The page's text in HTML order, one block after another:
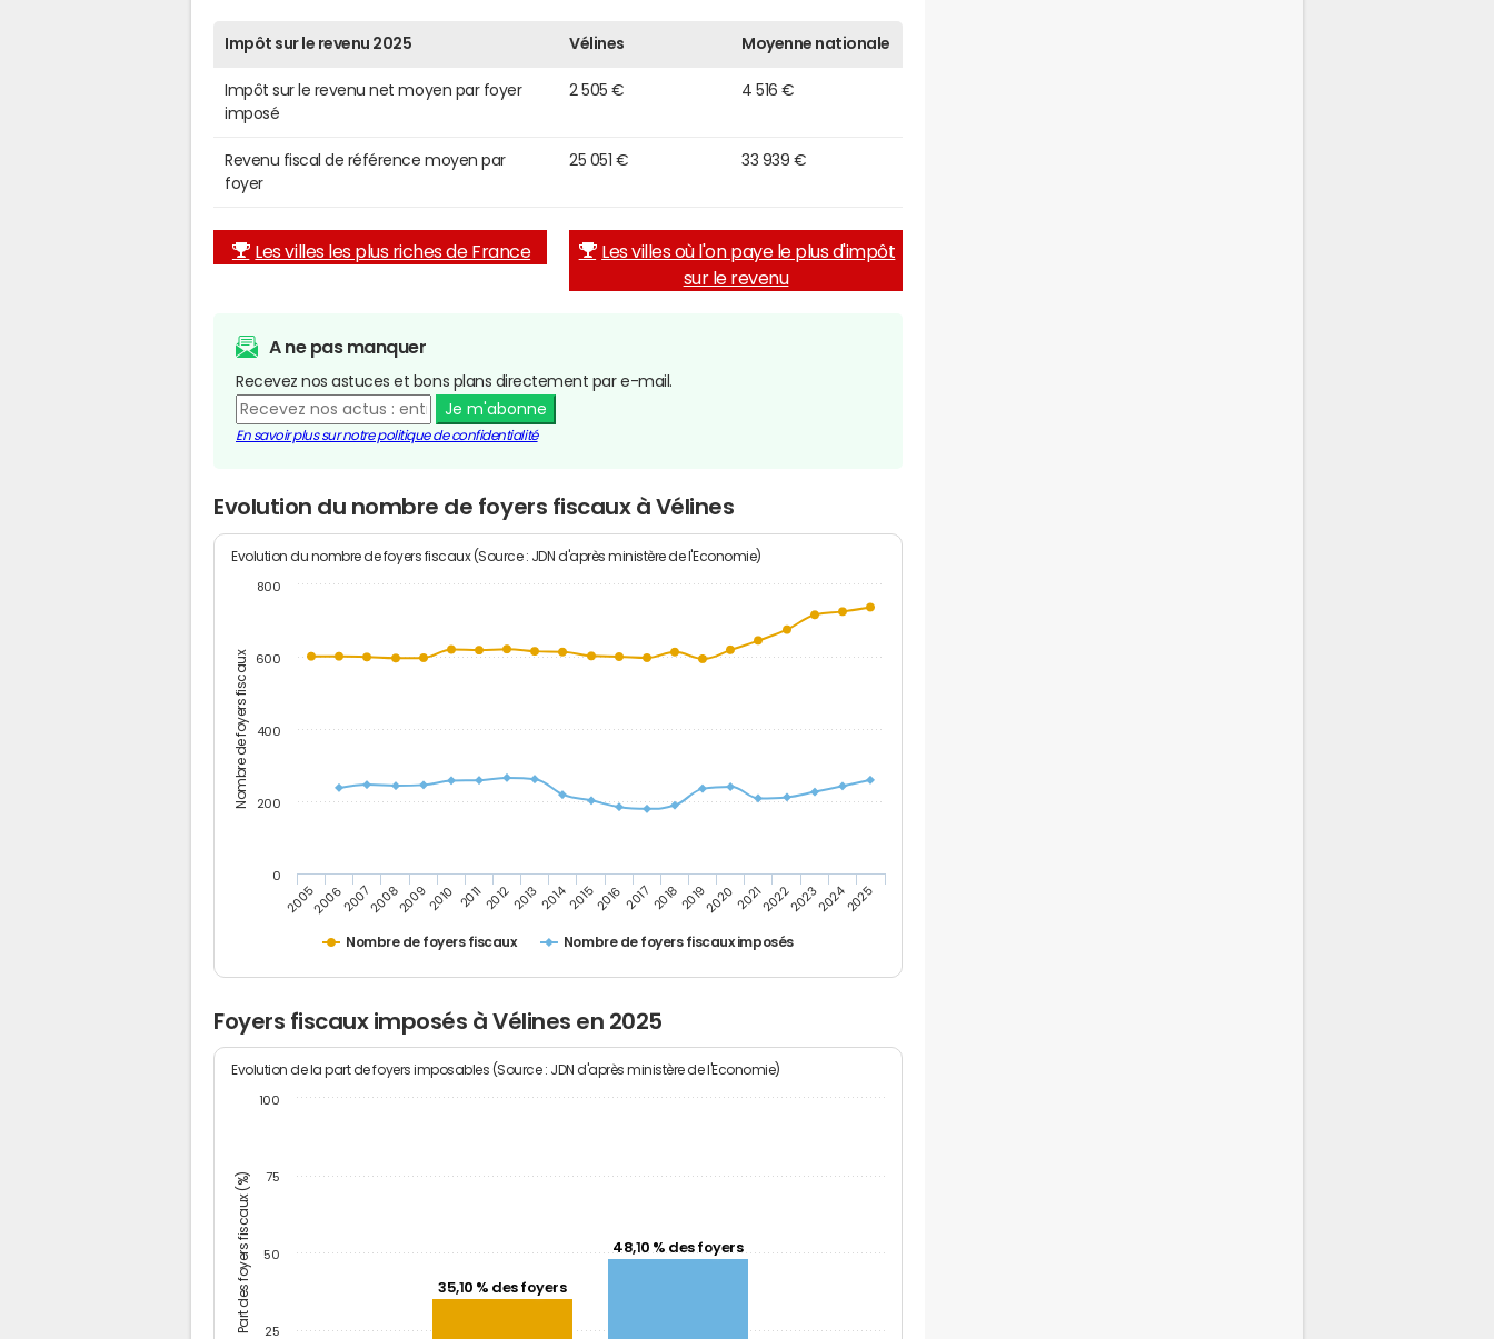
Impôt sur le revenu 2025 Vélines Moyenne nationale
Impôt sur le revenu net moyen par foyer
imposé
2 505 € 4 516 €
Revenu fiscal de référence moyen par
foyer
25 051 € 33 939 €
Les villes les plus riches de France
Les villes où l'on paye le plus d'impôt
sur le revenu
A ne pas manquer
Recevez nos astuces et bons plans directement par e-mail.
Je m'abonne
En savoir plus sur notre politique de confidentialité
Evolution du nombre de foyers fiscaux à Vélines
Nombre de foyers fiscaux
Evolution du nombre de foyers fiscaux (Source : JDN d'après ministère de l'Economie)
Nombre de foyers fiscaux Nombre de foyers fiscaux imposés
200520062007200820092010 201120122013201420152016 2017 20182019202020212022202320242025
0
200
400
600
800
Foyers fiscaux imposés à Vélines en 2025
Part des foyers fiscaux (%)
Evolution de la part de foyers imposables (Source : JDN d'après ministère de l'Economie)
35,10 % des foyers
48,10 % des foyers
25
50
75
100